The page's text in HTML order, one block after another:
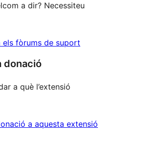
a dir? Necessiteu
els fòrums de suport
donació
a què l’extensió
a aquesta extensió